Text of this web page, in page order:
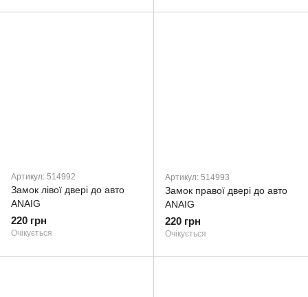
Артикул: 514992
Замок лівої двері до авто
ANAIG
220 грн
Очікується
Артикул: 514993
Замок правої двері до авто
ANAIG
220 грн
Очікується